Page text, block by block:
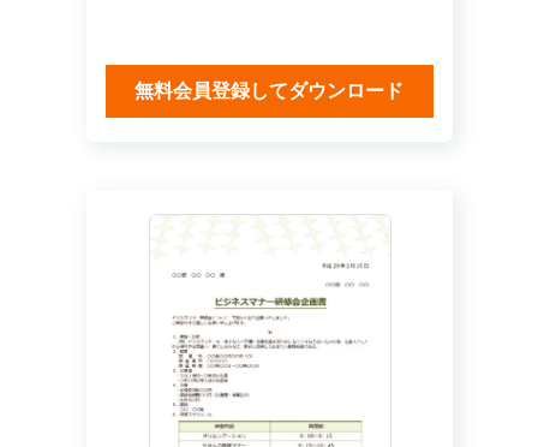
無料会員登録してダウンロード